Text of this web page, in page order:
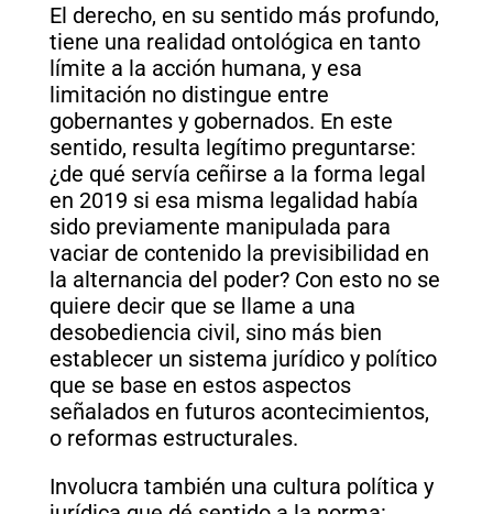
El derecho, en su sentido más profundo,
tiene una realidad ontológica en tanto
límite a la acción humana, y esa
limitación no distingue entre
gobernantes y gobernados. En este
sentido, resulta legítimo preguntarse:
¿de qué servía ceñirse a la forma legal
en 2019 si esa misma legalidad había
sido previamente manipulada para
vaciar de contenido la previsibilidad en
la alternancia del poder? Con esto no se
quiere decir que se llame a una
desobediencia civil, sino más bien
establecer un sistema jurídico y político
que se base en estos aspectos
señalados en futuros acontecimientos,
o reformas estructurales.
Involucra también una cultura política y